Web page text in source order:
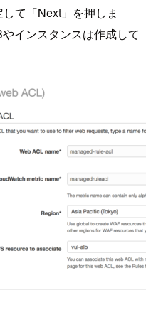
て「Next」を押しま
インスタンスは作成して